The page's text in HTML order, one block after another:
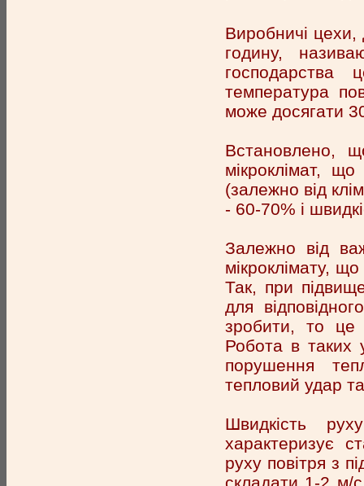
Виробничі
годину,
господарства
температура
може досягати
Встановлено,
мікроклімат,
(залежно від
- 60-70% і
Залежно від
мікроклімату,
Так, при
для
зробити, то це
Робота в таких
порушення
тепловий удар та
Швидкість
характеризує
руху повітря з
складати 1-2 м/